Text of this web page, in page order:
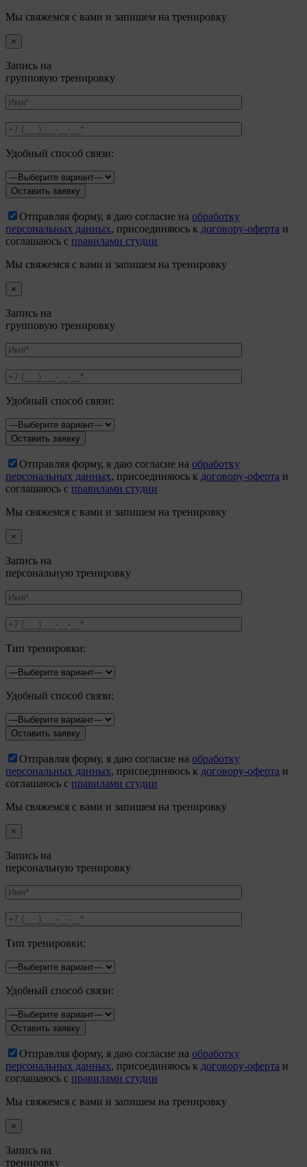
Мы свяжемся с вами и запишем на тренировку
×
Запись на
групповую тренировку
Удобный способ связи:
Отправляя форму, я даю согласие на обработку
персональных данных, присоединяюсь к договору-оферта и
соглашаюсь с правилами студии
Мы свяжемся с вами и запишем на тренировку
×
Запись на
групповую тренировку
Удобный способ связи:
Отправляя форму, я даю согласие на обработку
персональных данных, присоединяюсь к договору-оферта и
соглашаюсь с правилами студии
Мы свяжемся с вами и запишем на тренировку
×
Запись на
персональную тренировку
Тип тренировки:
Удобный способ связи:
Отправляя форму, я даю согласие на обработку
персональных данных, присоединяюсь к договору-оферта и
соглашаюсь с правилами студии
Мы свяжемся с вами и запишем на тренировку
×
Запись на
персональную тренировку
Тип тренировки:
Удобный способ связи:
Отправляя форму, я даю согласие на обработку
персональных данных, присоединяюсь к договору-оферта и
соглашаюсь с правилами студии
Мы свяжемся с вами и запишем на тренировку
×
Запись на
тренировку